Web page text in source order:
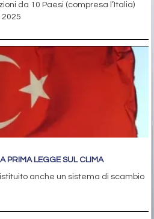
da 10 Paesi (compresa l’Italia)
PRIMA LEGGE SUL CLIMA
anche un sistema di scambio